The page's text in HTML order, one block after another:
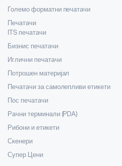
Големо форматни печатачи
Печатачи
ITS печатачи
Бизнис печатачи
Иглични печатачи
Потрошен материјал
Печатачи за самолепливи етикети
Пос печатачи
Рачни терминали (PDA)
Рибони и етикети
Скенери
Супер Цени